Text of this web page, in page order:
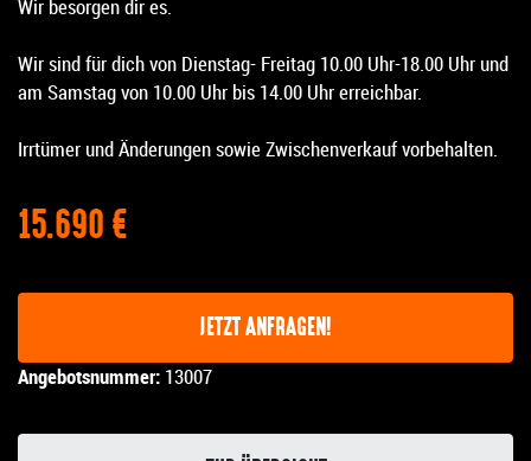
Wir besorgen dir es.
Wir sind für dich von Dienstag- Freitag 10.00 Uhr-18.00 Uhr und
am Samstag von 10.00 Uhr bis 14.00 Uhr erreichbar.
Irrtümer und Änderungen sowie Zwischenverkauf vorbehalten.
15.690 €
JETZT ANFRAGEN!
Angebotsnummer: 13007